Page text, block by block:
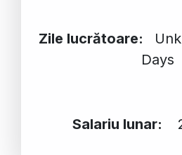
Zile lucrătoare:
Days
Salariu lunar: